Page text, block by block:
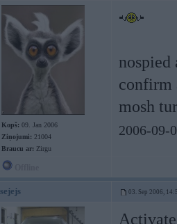
Kopš: 09. Jan 2006
Ziņojumi: 21004
Braucu ar: Zirgu
nospied
confirm
mosh
2006-09-
sejejs 03. Sep 2006,